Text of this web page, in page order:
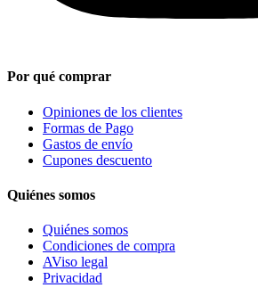
Por qué comprar
Opiniones de los clientes
Formas de Pago
Gastos de envío
Cupones descuento
Quiénes somos
Quiénes somos
Condiciones de compra
AViso legal
Privacidad